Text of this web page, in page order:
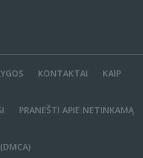
KONTAKTAI KAIP
PRANEŠTI APIE NETINKAMĄ